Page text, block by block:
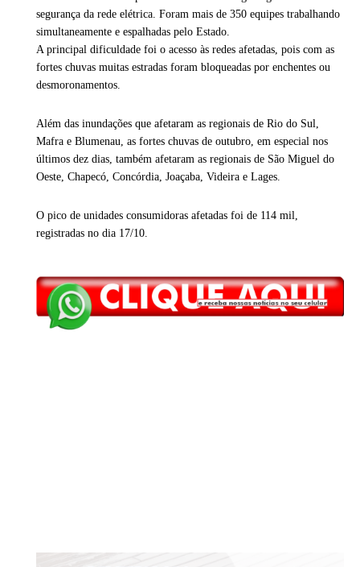
segurança da rede elétrica. Foram mais de 350 equipes trabalhando
simultaneamente e espalhadas pelo Estado.
A principal dificuldade foi o acesso às redes afetadas, pois com as
fortes chuvas muitas estradas foram bloqueadas por enchentes ou
desmoronamentos.
Além das inundações que afetaram as regionais de Rio do Sul,
Mafra e Blumenau, as fortes chuvas de outubro, em especial nos
últimos dez dias, também afetaram as regionais de São Miguel do
Oeste, Chapecó, Concórdia, Joaçaba, Videira e Lages.
O pico de unidades consumidoras afetadas foi de 114 mil,
registradas no dia 17/10.